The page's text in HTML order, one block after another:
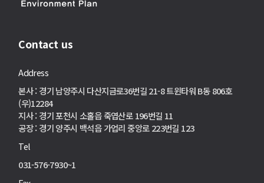
Contact us
Address
본사 : 경기 남양주시 다산지금로36번길 21-8 트윈타워 B동 806호
(우)12284
지사 : 경기 포천시 소홀읍 죽엽산로 196번길 11
공장 : 경기 양주시 백석읍 가업리 중앙로 223번길 123
Tel
031-576-7930~1